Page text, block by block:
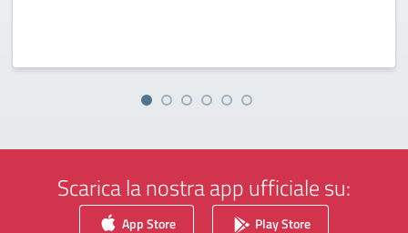
Scarica la nostra app ufficiale su:
App Store Play Store